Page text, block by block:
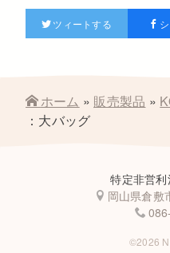
ツィートする
ホーム » 販売製品 »
：大バッグ
特定非営
岡山県倉敷
©2026